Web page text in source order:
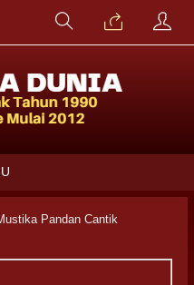
Pandan Cantik